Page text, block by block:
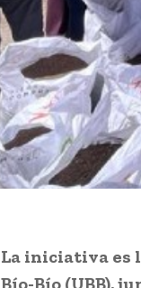
La iniciativa es